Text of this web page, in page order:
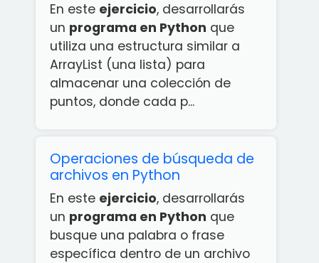
En este ejercicio, desarrollarás
un programa en Python que
utiliza una estructura similar a
ArrayList (una lista) para
almacenar una colección de
puntos, donde cada p...
Operaciones de búsqueda de
archivos en Python
En este ejercicio, desarrollarás
un programa en Python que
busque una palabra o frase
específica dentro de un archivo